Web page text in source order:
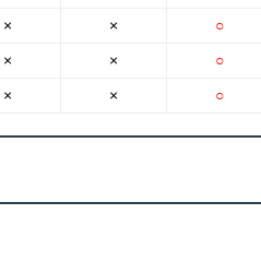
×
×
×
×
×
×
○
○
○